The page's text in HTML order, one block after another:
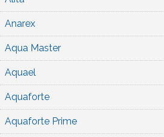
Anarex
Aqua Master
Aquael
Aquaforte
Aquaforte Prime